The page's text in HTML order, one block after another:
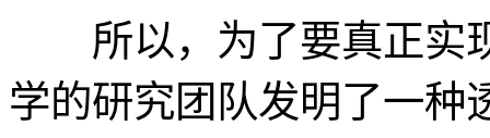
所以，为了要真正实
学的研究团队发明了一种